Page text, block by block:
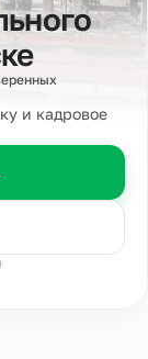
и кадровое